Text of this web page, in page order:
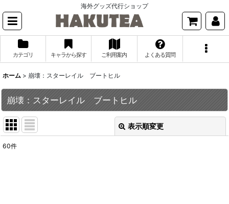
海外グッズ代行ショップ
カテゴリ キャラから探す ご利用案内 よくある質問
ホーム > 崩壊：スターレイル ブートヒル
崩壊：スターレイル ブートヒル
表示順変更
60件